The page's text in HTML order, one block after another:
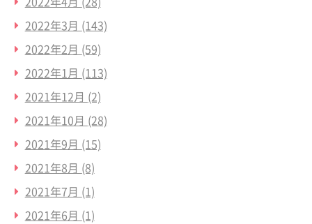
2022年3月 (143)
2022年2月 (59)
2022年1月 (113)
2021年12月 (2)
2021年10月 (28)
2021年9月 (15)
2021年8月 (8)
2021年7月 (1)
2021年6月 (1)